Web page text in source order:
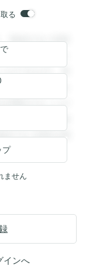
る
登録すると回答
を閲覧すること
ができます。登
録すると回答を
閲覧することが
できます。登録
すると回答を閲
プ
ません
インへ